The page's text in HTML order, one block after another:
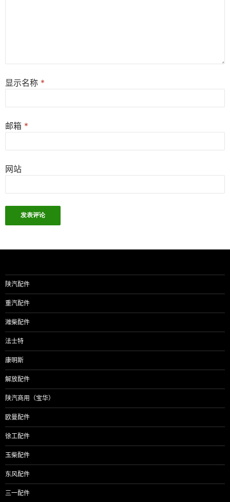
显示名称 *
邮箱 *
网站
陕汽配件
重汽配件
潍柴配件
法士特
康明斯
解放配件
陕汽商用（宝华）
欧曼配件
徐工配件
玉柴配件
东风配件
三一配件